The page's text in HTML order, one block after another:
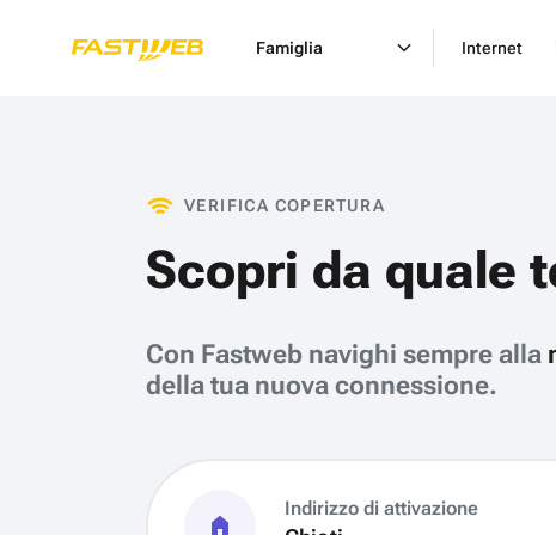
Famiglia Internet